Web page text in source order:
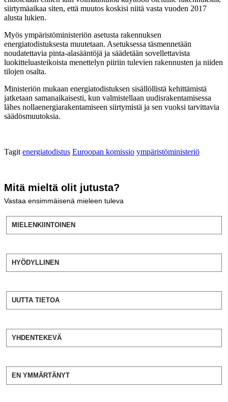
siirtymäaikaa siten, että muutos koskisi niitä vasta vuoden 2017
alusta lukien.
Myös ympäristöministeriön asetusta rakennuksen
energiatodistuksesta muutetaan. Asetuksessa täsmennetään
noudatettavia pinta-alasääntöjä ja säädetään sovellettavista
luokitteluasteikoista menettelyn piiriin tulevien rakennusten ja niiden
tilojen osalta.
Ministeriön mukaan energiatodistuksen sisällöllistä kehittämistä
jatketaan samanaikaisesti, kun valmistellaan uudisrakentamisessa
lähes nollaenergiarakentamiseen siirtymistä ja sen vuoksi tarvittavia
säädösmuutoksia.
Tagit energiatodistus Euroopan komissio ympäristöministeriö
Mitä mieltä olit jutusta?
Vastaa ensimmäisenä mieleen tuleva
MIELENKIINTOINEN
HYÖDYLLINEN
UUTTA TIETOA
YHDENTEKEVÄ
EN YMMÄRTÄNYT